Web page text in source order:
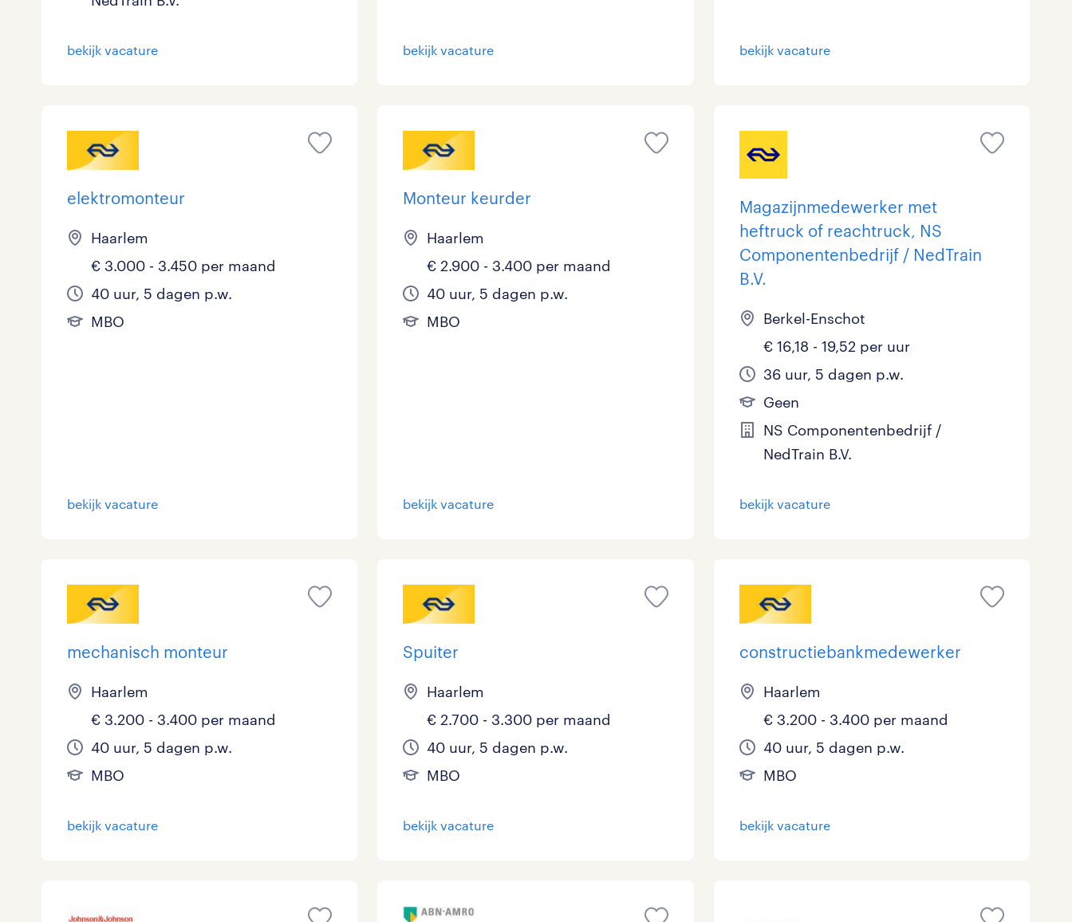
bekijk vacature bekijk vacature bekijk vacature
elektromonteur
Haarlem
€ 3.000 - 3.450 per maand
40 uur, 5 dagen p.w.
MBO
bekijk vacature
Monteur keurder
Haarlem
€ 2.900 - 3.400 per maand
40 uur, 5 dagen p.w.
MBO
bekijk vacature
Magazijnmedewerker met
heftruck of reachtruck, NS
Componentenbedrijf / NedTrain
B.V.
Berkel-Enschot
€ 16,18 - 19,52 per uur
36 uur, 5 dagen p.w.
Geen
NS Componentenbedrijf /
NedTrain B.V.
bekijk vacature
mechanisch monteur
Haarlem
€ 3.200 - 3.400 per maand
40 uur, 5 dagen p.w.
MBO
bekijk vacature
Spuiter
Haarlem
€ 2.700 - 3.300 per maand
40 uur, 5 dagen p.w.
MBO
bekijk vacature
constructiebankmedewerker
Haarlem
€ 3.200 - 3.400 per maand
40 uur, 5 dagen p.w.
MBO
bekijk vacature